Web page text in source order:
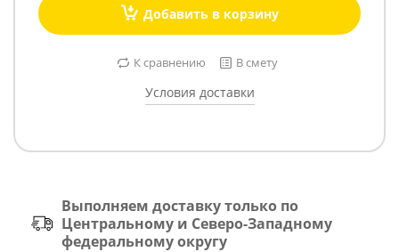
Добавить в корзину
К сравнению В смету
Условия доставки
Выполняем доставку только по
Центральному и Северо-Западному
федеральному округу